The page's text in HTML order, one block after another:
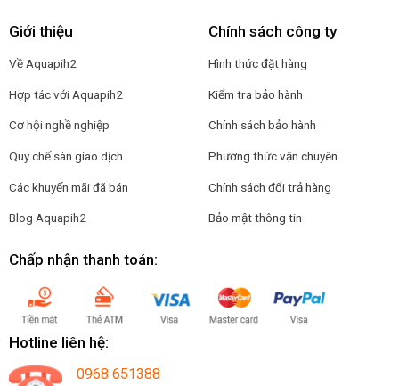
Giới thiệu
Về Aquapih2
Hợp tác với Aquapih2
Cơ hội nghề nghiệp
Quy chế sàn giao dịch
Các khuyến mãi đã bán
Blog Aquapih2
Chính sách công ty
Hình thức đặt hàng
Kiểm tra bảo hành
Chính sách bảo hành
Phương thức vận chuyên
Chính sách đổi trả hàng
Bảo mật thông tin
Chấp nhận thanh toán:
Hotline liên hệ:
0968 651388